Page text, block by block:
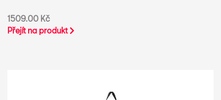
1509.00 Kč
Přejít na produkt